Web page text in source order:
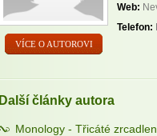
VÍCE O AUTOROVI
Web:
Telefon:
Další články autora
Monology - Třicáté